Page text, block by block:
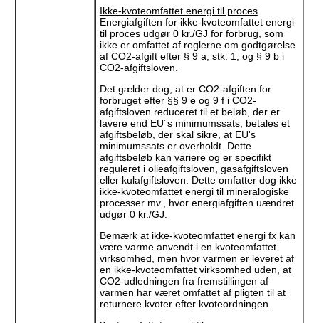
Ikke-kvoteomfattet energi til proces
Energiafgiften for ikke-kvoteomfattet energi
til proces udgør 0 kr./GJ for forbrug, som
ikke er omfattet af reglerne om godtgørelse
af CO2-afgift efter § 9 a, stk. 1, og § 9 b i
CO2-afgiftsloven.
Det gælder dog, at er CO2-afgiften for
forbruget efter §§ 9 e og 9 f i CO2-
afgiftsloven reduceret til et beløb, der er
lavere end EU´s minimumssats, betales et
afgiftsbeløb, der skal sikre, at EU's
minimumssats er overholdt. Dette
afgiftsbeløb kan variere og er specifikt
reguleret i olieafgiftsloven, gasafgiftsloven
eller kulafgiftsloven. Dette omfatter dog ikke
ikke-kvoteomfattet energi til mineralogiske
processer mv., hvor energiafgiften uændret
udgør 0 kr./GJ.
Bemærk at ikke-kvoteomfattet energi fx kan
være varme anvendt i en kvoteomfattet
virksomhed, men hvor varmen er leveret af
en ikke-kvoteomfattet virksomhed uden, at
CO2-udledningen fra fremstillingen af
varmen har været omfattet af pligten til at
returnere kvoter efter kvoteordningen.